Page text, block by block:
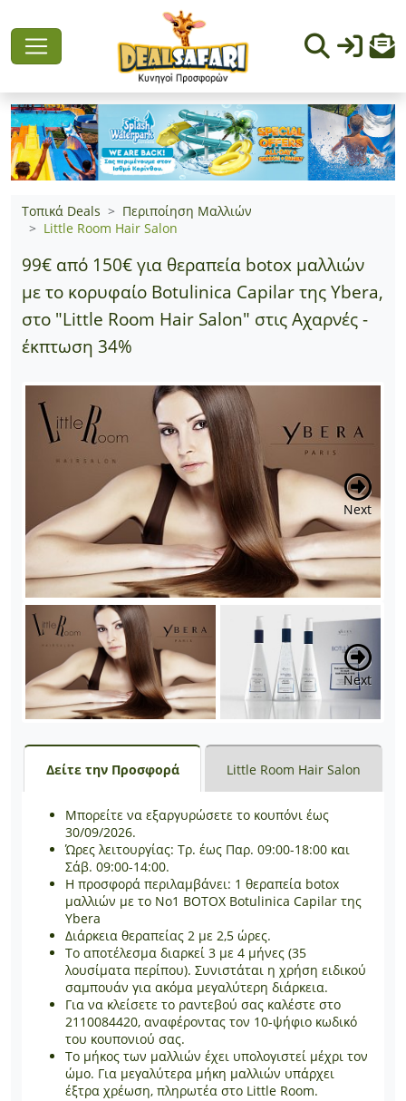
Τοπικά Deals
Περιποίηση Μαλλιών
Little Room Hair Salon
99€ από 150€ για θεραπεία botox μαλλιών
με το κορυφαίο Botulinica Capilar της Ybera,
στο "Little Room Hair Salon" στις Αχαρνές -
έκπτωση 34%
Next
Next
Δείτε την Προσφορά Little Room Hair Salon
Μπορείτε να εξαργυρώσετε το κουπόνι έως
30/09/2026.
Ώρες λειτουργίας: Τρ. έως Παρ. 09:00-18:00 και
Σάβ. 09:00-14:00.
Η προσφορά περιλαμβάνει: 1 θεραπεία botox
μαλλιών με το Νο1 BOTOX Botulinica Capilar της
Ybera
Διάρκεια θεραπείας 2 με 2,5 ώρες.
Το αποτέλεσμα διαρκεί 3 με 4 μήνες (35
λουσίματα περίπου). Συνιστάται η χρήση ειδικού
σαμπουάν για ακόμα μεγαλύτερη διάρκεια.
Για να κλείσετε το ραντεβού σας καλέστε στο
2110084420, αναφέροντας τον 10-ψήφιο κωδικό
του κουπονιού σας.
Το μήκος των μαλλιών έχει υπολογιστεί μέχρι τον
ώμο. Για μεγαλύτερα μήκη μαλλιών υπάρχει
έξτρα χρέωση, πληρωτέα στο Little Room.